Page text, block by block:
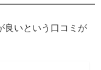
良いという口コミが